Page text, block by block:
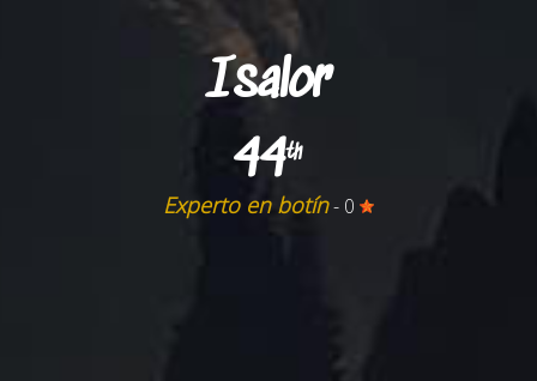
Isalor
44th
Experto en botín- 0